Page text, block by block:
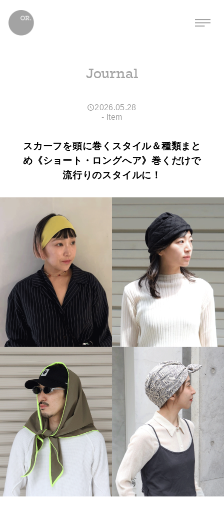
Journal
2026.05.28
- Item
スカーフを頭に巻くスタイル＆種類まと
め《ショート・ロングへア》巻くだけで
流行りのスタイルに！